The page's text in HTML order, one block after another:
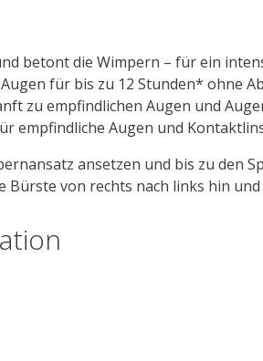
betont die Wimpern – für ein
für bis zu 12 Stunden* ohne
zu empfindlichen Augen und
empfindliche Augen und
ansetzen und bis zu den
Bürste von rechts nach links hin